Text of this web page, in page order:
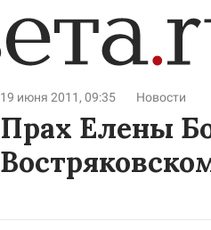
19 июня 2011, 09:35 Новости
Прах Елены